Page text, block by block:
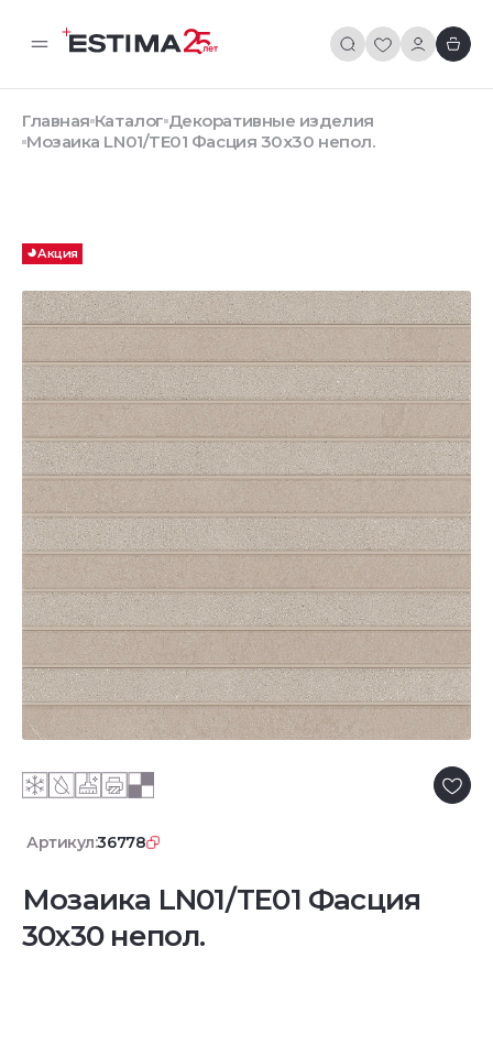
Главная Каталог Декоративные изделия
Мозаика LN01/TE01 Фасция 30x30 непол.
Акция
Артикул:36778
Мозаика LN01/TE01 Фасция
30x30 непол.